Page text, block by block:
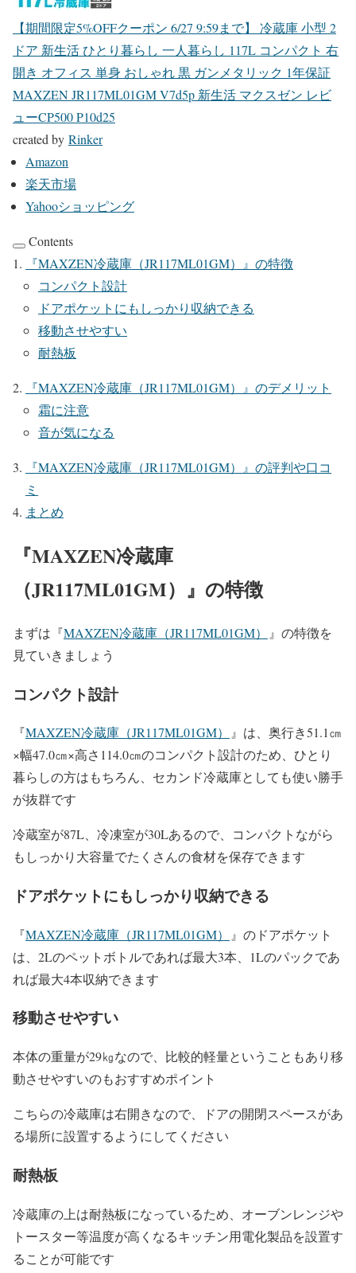
【期間限定5%OFFクーポン 6/27 9:59まで】 冷蔵庫 小型 2
ドア 新生活 ひとり暮らし 一人暮らし 117L コンパクト 右
開き オフィス 単身 おしゃれ 黒 ガンメタリック 1年保証
MAXZEN JR117ML01GM V7d5p 新生活 マクスゼン レビ
ューCP500 P10d25
created by Rinker
Amazon
楽天市場
Yahooショッピング
Contents
『MAXZEN冷蔵庫（JR117ML01GM）
』の特徴
コンパクト設計
ドアポケットにもしっかり収納できる
移動させやすい
耐熱板
『MAXZEN冷蔵庫（JR117ML01GM）
』のデメリット
霜に注意
音が気になる
『MAXZEN冷蔵庫（JR117ML01GM）
』の評判や口コ
ミ
まとめ
『MAXZEN冷蔵庫
（JR117ML01GM） 』の特徴
まずは 『MAXZEN冷蔵庫（JR117ML01GM） 』 の特徴を
見ていきましょう
コンパクト設計
『MAXZEN冷蔵庫（JR117ML01GM） 』は、 奥行き51.1㎝
×幅47.0㎝×高さ 114.0㎝のコンパクト設計のため、ひとり
暮らしの方はもちろん、セカンド冷蔵庫としても使い勝手
が抜群です
冷蔵室が87L、冷凍室が30Lあるので、コンパクトながら
もしっかり大容量でたくさんの食材を保存できます
ドアポケットにもしっかり収納できる
『MAXZEN冷蔵庫（JR117ML01GM） 』の ドアポケット
は、 2Lのペットボトルであれば最大3本、 1Lのパックであ
れば最大4本収納できます
移動させやすい
本体の重量が29㎏なので、比較的軽量ということもあり移
動させやすいのもおすすめポイント
こちらの冷蔵庫は右開きなので、ドアの開閉スペースがあ
る場所に設置するようにしてください
耐熱板
冷蔵庫の上は耐熱板になっているため、オーブンレンジや
トースター等温度が高くなるキッチン用電化製品を設置す
ることが可能です